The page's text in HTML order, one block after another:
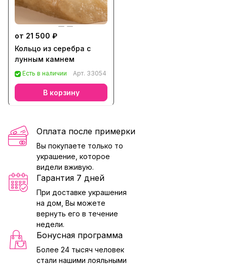
от 21 500 ₽
Кольцо из серебра с
лунным камнем
Есть в наличии Арт. 33054
В корзину
Оплата после примерки
Вы покупаете только то
украшение, которое
видели вживую.
Гарантия 7 дней
При доставке украшения
на дом, Вы можете
вернуть его в течение
недели.
Бонусная программа
Более 24 тысяч человек
стали нашими лояльными